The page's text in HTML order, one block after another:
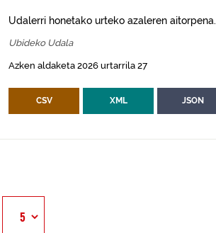
Udalerri honetako urteko azaleren aitorpena.
Ubideko Udala
Azken aldaketa 2026 urtarrila 27
CSV XML JSON